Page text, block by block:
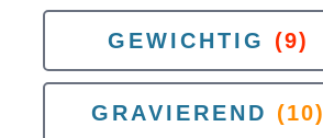
GEWICHTIG (9)
GRAVIEREND (10)